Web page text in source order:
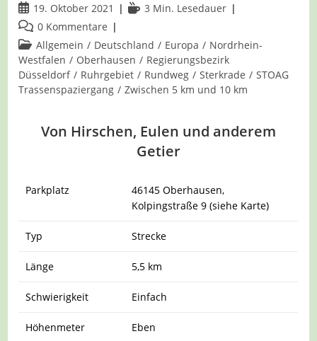
Beitrag
veröffentlicht:
19. Oktober 2021 Lesedauer:
3 Min. Lesedauer
Beitrags-
Kommentare:
0 Kommentare
Beitrags-
Kategorie:
Allgemein / Deutschland / Europa / Nordrhein-
Westfalen / Oberhausen / Regierungsbezirk
Düsseldorf / Ruhrgebiet / Rundweg / Sterkrade / STOAG
Trassenspaziergang / Zwischen 5 km und 10 km
Von Hirschen, Eulen und anderem
Getier
Parkplatz
46145 Oberhausen,
Kolpingstraße 9 (siehe Karte)
Typ Strecke
Länge 5,5 km
Schwierigkeit Einfach
Höhenmeter Eben